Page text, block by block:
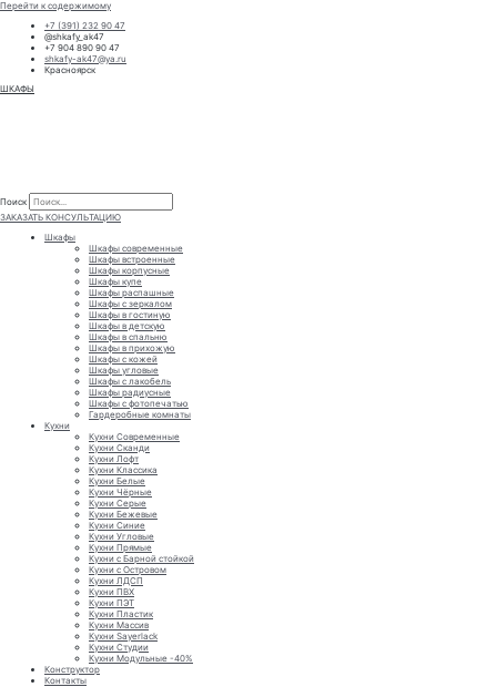
Перейти к содержимому
+7 (391) 232 90 47
@shkafy_ak47
+7 904 890 90 47
shkafy-ak47@ya.ru
Красноярск
ШКАФЫ
Поиск
ЗАКАЗАТЬ КОНСУЛЬТАЦИЮ
Шкафы
Шкафы современные
Шкафы встроенные
Шкафы корпусные
Шкафы купе
Шкафы распашные
Шкафы с зеркалом
Шкафы в гостиную
Шкафы в детскую
Шкафы в спальню
Шкафы в прихожую
Шкафы с кожей
Шкафы угловые
Шкафы с лакобель
Шкафы радиусные
Шкафы с фотопечатью
Гардеробные комнаты
Кухни
Кухни Современные
Кухни Сканди
Кухни Лофт
Кухни Классика
Кухни Белые
Кухни Чёрные
Кухни Серые
Кухни Бежевые
Кухни Синие
Кухни Угловые
Кухни Прямые
Кухни с Барной стойкой
Кухни с Островом
Кухни ЛДСП
Кухни ПВХ
Кухни ПЭТ
Кухни Пластик
Кухни Массив
Кухни Sayerlack
Кухни Студии
Кухни Модульные -40%
Конструктор
Контакты